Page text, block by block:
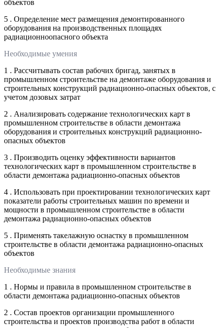
объектов
5 . Определение мест размещения демонтированного
оборудования на производственных площадях
радиационноопасного объекта
Необходимые умения
1 . Рассчитывать состав рабочих бригад, занятых в
промышленном строительстве на демонтаже оборудования и
строительных конструкций радиационно-опасных объектов, с
учетом дозовых затрат
2 . Анализировать содержание технологических карт в
промышленном строительстве в области демонтажа
оборудования и строительных конструкций радиационно-
опасных объектов
3 . Производить оценку эффективности вариантов
технологических карт в промышленном строительстве в
области демонтажа радиационно-опасных объектов
4 . Использовать при проектировании технологических карт
показатели работы строительных машин по времени и
мощности в промышленном строительстве в области
демонтажа радиационно-опасных объектов
5 . Применять такелажную оснастку в промышленном
строительстве в области демонтажа радиационно-опасных
объектов
Необходимые знания
1 . Нормы и правила в промышленном строительстве в
области демонтажа радиационно-опасных объектов
2 . Состав проектов организации промышленного
строительства и проектов производства работ в области